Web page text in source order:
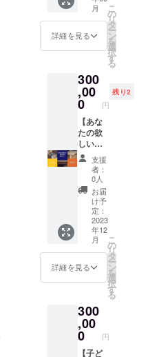
は、個
人の体
感であ
り 全て
ありま
せん。
画像や
知的財
産、著
作権は
提供・
施行責
任者に
帰属し
ます。
✼••┈┈••
✼••┈┈••
✼••┈┈••
✼••┈┈••
までの
間） ＊
開催場
神奈川
県の焚
き火が
できる
場所に
限らせ
てもら
いま
す。
（相談
可） ＊
当日荒
天の際
は延期
しま
す。も
し延期
した際
などは
リター
ン提供
者は責
任を持
作権は
提供・
施行責
任者に
帰属し
✼••┈┈••
✼••┈┈••
✼••┈┈••
✼••┈┈••
✼
ほっこ
りさせ
て、豊
かな時
間を作
伝いを
しま
す。 ＊
開催場
所は関
東＋山
梨の
キャン
プ場に
限らせ
て頂き
ます。
開催場
所も話
し合っ
て決め
ましょ
う。 ＊
開催場
所まで
身でい
らして
くださ
い。現
地集合
しみ、
美味し
そうな
笑顔で
過ごす
応援す
るチ
ケット
です。
購入し
て頂い
た方に
は、奈
良が直
接支援
者に
会って
あなた
のおか
げで笑
顔が広
がった
ことを
手紙を
添えて
いたし
ます。
ぜひ、
あなた
もこの
連邦）
の首都
アブダ
ビにて
開催し
「JALD
IN展」
にて審
査員特
別賞受
賞！ 商
品名：
Volcano
Canyon
商品内
容：木
工テー
ブル
（木製
台、ガ
ラス天
板） 材
料：積
層合
板、ガ
コンセ
プト：
脈打つ
地層。
心躍る
月
詳細を見る
こ
の
リ
タ
ー
ン
を
選
択
す
る
300
,00
0 円
残り2
【あな
たの欲
しい特
注家具
作りま
す】 日
常に世
界に一
点もの
の家具
がある
ことの
豊か
さ。
日々使
触れる
から、
手触り
が優し
いもの
を使い
支援
者：
0人
お届
け予
定：
2023
年12
月
詳細を見る
こ
の
リ
タ
ー
ン
を
選
択
す
る
300
,00
0 円
【子ど